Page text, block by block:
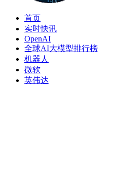
首页
实时快讯
OpenAI
全球AI大模型排行榜
机器人
微软
英伟达